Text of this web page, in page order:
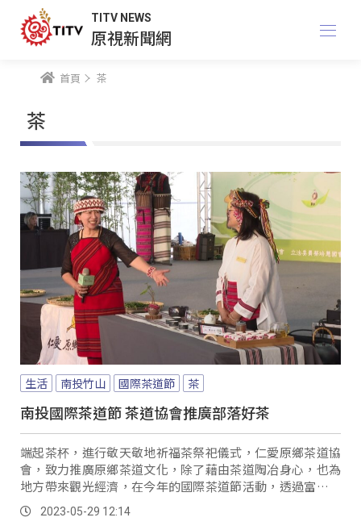
TITV NEWS
原視新聞網
首頁 茶
茶
生活 南投竹山 國際茶道節 茶
南投國際茶道節 茶道協會推廣部落好茶
端起茶杯，進行敬天敬地祈福茶祭祀儀式，仁愛原鄉茶道協
會，致力推廣原鄉茶道文化，除了藉由茶道陶冶身心，也為
地方帶來觀光經濟，在今年的國際茶道節活動，透過富有原
民風格的茶道文化以及歌舞，祝福所有與會人員，也讓更多
人認識原鄉好茶。
2023-05-29 12:14